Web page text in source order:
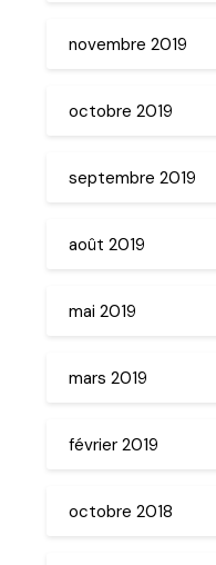
novembre 2019
octobre 2019
septembre 2019
août 2019
mai 2019
mars 2019
février 2019
octobre 2018